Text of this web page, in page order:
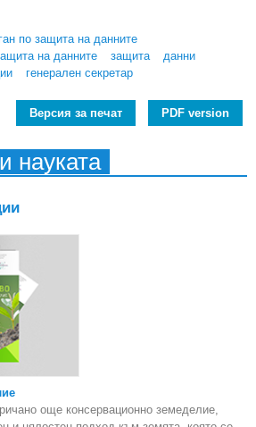
по защита на данните
на данните
защита
данни
генерален секретар
Версия за печат PDF version
науката
още консервационно земеделие,